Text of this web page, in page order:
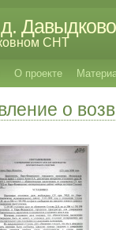
Давыдково
СНТ
О проекте
о